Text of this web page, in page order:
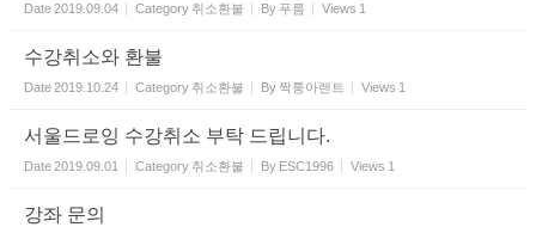
Date2019.09.04 Category 취소환불 By 푸름 Views 1
수강취소와 환불
Date2019.10.24 Category 취소환불 By 짝퉁아렌트 Views 1
서울드로잉 수강취소 부탁 드립니다.
Date2019.09.01 Category 취소환불 By ESC1996 Views 1
강좌 문의